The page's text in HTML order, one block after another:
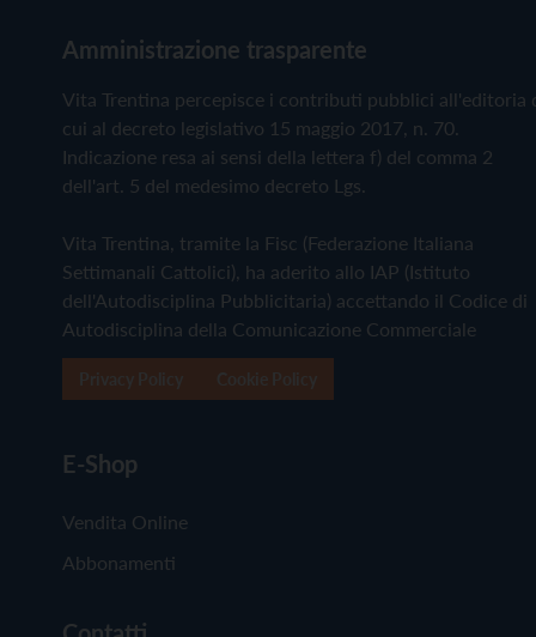
Amministrazione trasparente
Vita Trentina percepisce i contributi pubblici all'editoria
cui al decreto legislativo 15 maggio 2017, n. 70.
Indicazione resa ai sensi della lettera f) del comma 2
dell'art. 5 del medesimo decreto Lgs.
Vita Trentina, tramite la Fisc (Federazione Italiana
Settimanali Cattolici), ha aderito allo IAP (Istituto
dell'Autodisciplina Pubblicitaria) accettando il Codice di
Autodisciplina della Comunicazione Commerciale
E-Shop
Vendita Online
Abbonamenti